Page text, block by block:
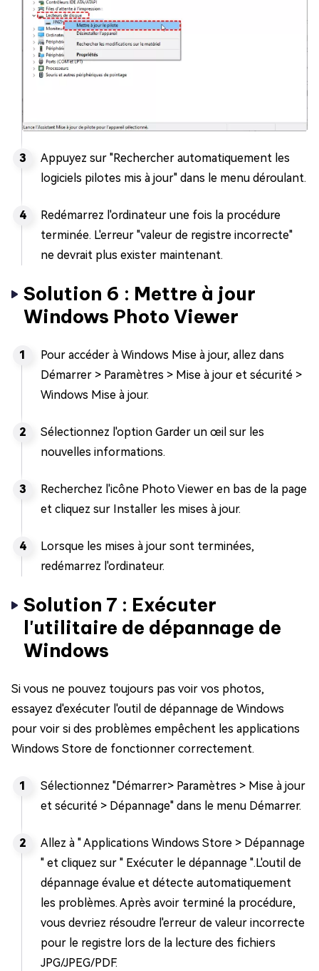
Appuyez sur "Rechercher automatiquement les
logiciels pilotes mis à jour" dans le menu déroulant.
Redémarrez l'ordinateur une fois la procédure
terminée. L'erreur "valeur de registre incorrecte"
ne devrait plus exister maintenant.
Solution 6 : Mettre à jour
Windows Photo Viewer
Pour accéder à Windows Mise à jour, allez dans
Démarrer > Paramètres > Mise à jour et sécurité >
Windows Mise à jour.
Sélectionnez l'option Garder un œil sur les
nouvelles informations.
Recherchez l'icône Photo Viewer en bas de la page
et cliquez sur Installer les mises à jour.
Lorsque les mises à jour sont terminées,
redémarrez l'ordinateur.
Solution 7 : Exécuter
l'utilitaire de dépannage de
Windows
Si vous ne pouvez toujours pas voir vos photos,
essayez d'exécuter l'outil de dépannage de Windows
pour voir si des problèmes empêchent les applications
Windows Store de fonctionner correctement.
Sélectionnez "Démarrer> Paramètres > Mise à jour
et sécurité > Dépannage" dans le menu Démarrer.
Allez à " Applications Windows Store > Dépannage
" et cliquez sur " Exécuter le dépannage ".L'outil de
dépannage évalue et détecte automatiquement
les problèmes. Après avoir terminé la procédure,
vous devriez résoudre l'erreur de valeur incorrecte
pour le registre lors de la lecture des fichiers
JPG/JPEG/PDF.